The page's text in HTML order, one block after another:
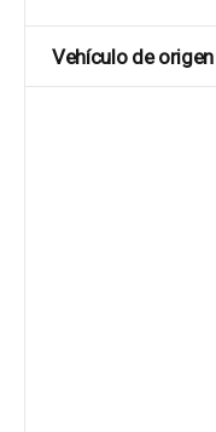
Vehículo de origen